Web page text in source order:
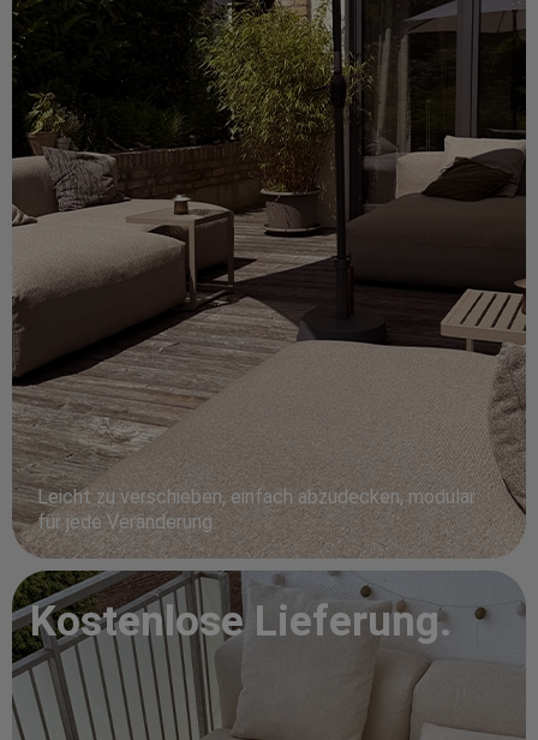
Leicht zu verschieben, einfach abzudecken, modular
für jede Veränderung.
Kostenlose Lieferung.